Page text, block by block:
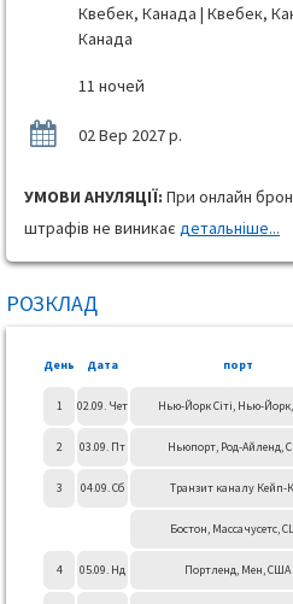
Квебек, Канада | Квебек,
Канада
11 ночей
02 Вер 2027 р.
УМОВИ АНУЛЯЦІЇ: При онлайн
штрафів не виникає детальніше...
РОЗКЛАД
День Дата порт
1 02.09. Чет Нью-Йорк Сіті, Нью-
2 03.09. Пт Ньюпорт, Род-Айленд,
3 04.09. Сб Транзит каналу Кейп-
Бостон, Массачусетс,
4 05.09. Нд Портленд, Мен, США